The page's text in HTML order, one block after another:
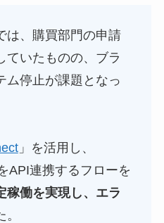
は、購買部門の申請
ていたものの、ブラ
ム停止が課題となっ
」を活用し、
API連携するフローを
稼働を実現し、エラ